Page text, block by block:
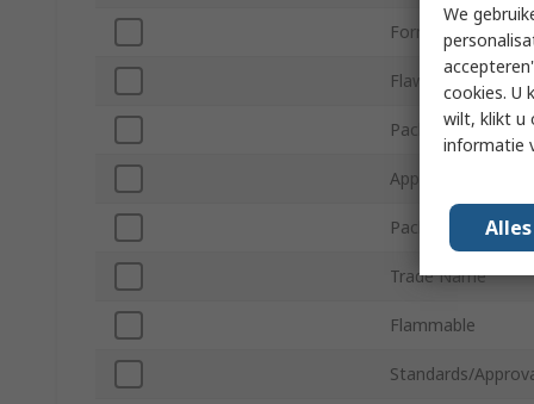
Form
Flaw Detection
Package Size
Application
Pack Type
Trade Name
Flammable
Standards/
We
cookies. U
wilt, klikt u
informatie